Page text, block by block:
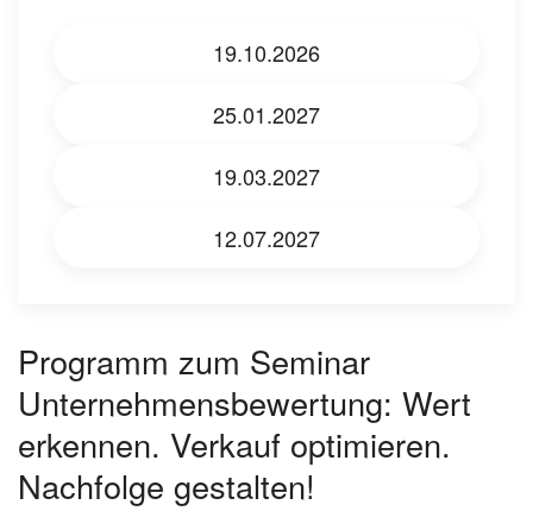
19.10.2026
25.01.2027
19.03.2027
12.07.2027
Programm zum Seminar
Unternehmensbewertung: Wert
erkennen. Verkauf optimieren.
Nachfolge gestalten!